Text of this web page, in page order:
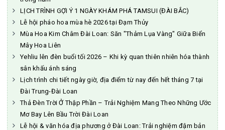
LỊCH TRÌNH GỢI Ý 1 NGÀY KHÁM PHÁ TAMSUI (ĐÀI BẮC)
Lễ hội pháo hoa mùa hè 2026 tại Đạm Thủy
Mùa Hoa Kim Châm Đài Loan: Săn "Thảm Lụa Vàng" Giữa Biển
Mây Hoa Liên
Yehliu lên đèn buổi tối 2026 – Khi kỳ quan thiên nhiên hóa thành
sân khấu ánh sáng
Lịch trình chi tiết ngày giờ, địa điểm từ nay đến hết tháng 7 tại
Đài Trung-Đài Loan
Thả Đèn Trời Ở Thập Phần – Trải Nghiệm Mang Theo Những Ước
Mơ Bay Lên Bầu Trời Đài Loan
Lễ hội & văn hóa địa phương ở Đài Loan: Trải nghiệm đậm bản